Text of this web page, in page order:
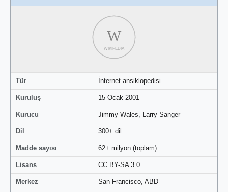
W
WIKIPEDIA
Tür İnternet ansiklopedisi
Kuruluş 15 Ocak 2001
Kurucu Jimmy Wales, Larry Sanger
Dil 300+ dil
Madde sayısı 62+ milyon (toplam)
Lisans CC BY-SA 3.0
Merkez San Francisco, ABD